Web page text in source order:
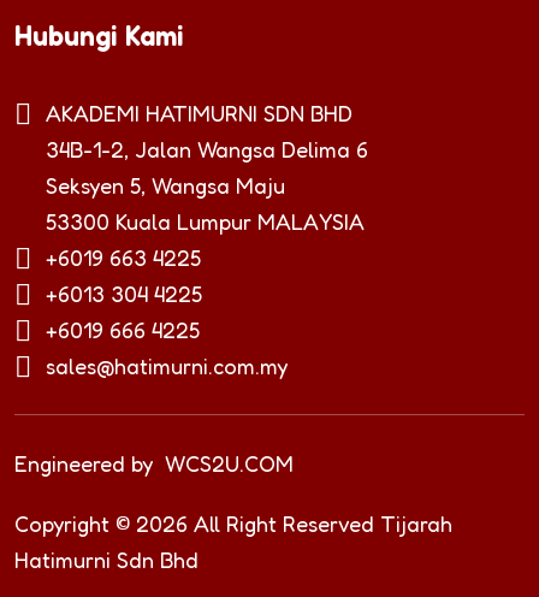
Hubungi Kami
AKADEMI HATIMURNI SDN BHD
34B-1-2, Jalan Wangsa Delima 6
Seksyen 5, Wangsa Maju
53300 Kuala Lumpur MALAYSIA
+6019 663 4225
+6013 304 4225
+6019 666 4225
sales@hatimurni.com.my
Engineered by WCS2U.COM
Copyright © 2026 All Right Reserved Tijarah
Hatimurni Sdn Bhd